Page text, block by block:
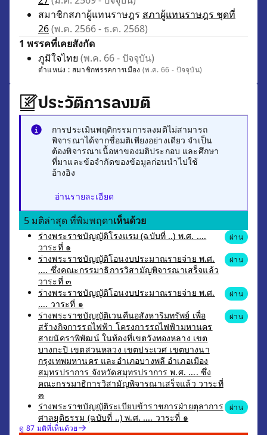
สมาชิกสภาผู้แทนราษฎร สภาผู้แทนราษฎร ชุดที่
26(พ.ค. 2566 - ธ.ค. 2568)
1 พรรคที่เคยสังกัด
ภูมิใจไทย (พ.ค. 66 - ปัจจุบัน)
ตำแหน่ง : สมาชิกพรรคการเมือง(พ.ค. 66 - ปัจจุบัน)
ประวัติการลงมติ
การประเมินพฤติกรรมการลงมติไม่สามารถ
พิจารณาได้จากชื่อมติเพียงอย่างเดียว จำเป็น
ต้องพิจารณาเนื้อหาของมติประกอบ และศึกษา
ที่มาและข้อจำกัดของข้อมูลก่อนนำไปใช้
อ้างอิง
อ่านรายละเอียด
5 มติล่าสุด ที่พิมพฤดาเห็นด้วย
ร่างพระราชบัญญัติโรงแรม (ฉบับที่ ..) พ.ศ. ....
วาระที่ ๑
ผ่าน
ร่างพระราชบัญญัติโอนงบประมาณรายจ่าย พ.ศ.
.... ซึ่งคณะกรรมาธิการวิสามัญพิจารณาเสร็จแล้ว
วาระที่ ๓
ผ่าน
ร่างพระราชบัญญัติโอนงบประมาณรายจ่าย พ.ศ.
.... วาระที่ ๑
ผ่าน
ร่างพระราชบัญญัติเวนคืนอสังหาริมทรัพย์ เพื่อ
สร้างกิจการรถไฟฟ้า โครงการรถไฟฟ้ามหานคร
สายนัคราพิพัฒน์ ในท้องที่เขตวังทองหลาง เขต
บางกะปิ เขตสวนหลวง เขตประเวศ เขตบางนา
กรุงเทพมหานคร และอำเภอบางพลี อำเภอเมือง
สมุทรปราการ จังหวัดสมุทรปราการ พ.ศ. .... ซึ่ง
คณะกรรมาธิการวิสามัญพิจารณาเสร็จแล้ว วาระที่
๓
ผ่าน
ร่างพระราชบัญญัติระเบียบข้าราชการฝ่ายตุลาการ
ศาลยุติธรรม (ฉบับที่ ..) พ.ศ. .... วาระที่ ๑
ผ่าน
ดู 87 มติที่เห็นด้วย